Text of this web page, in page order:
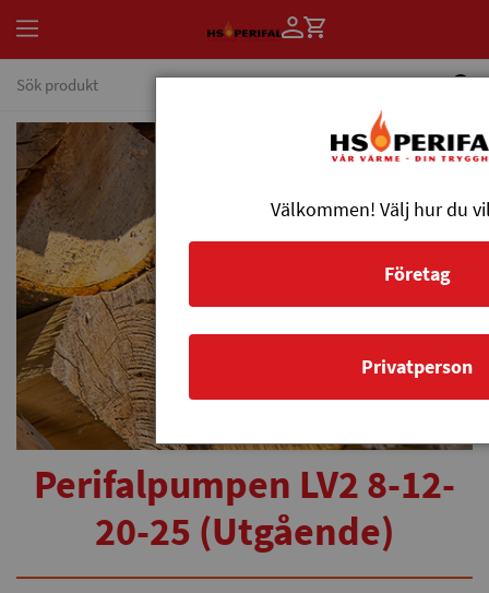
Perifalpumpen LV2 8-12-
20-25 (Utgående)
Välkommen! Välj hur du
Företag
Privatperson